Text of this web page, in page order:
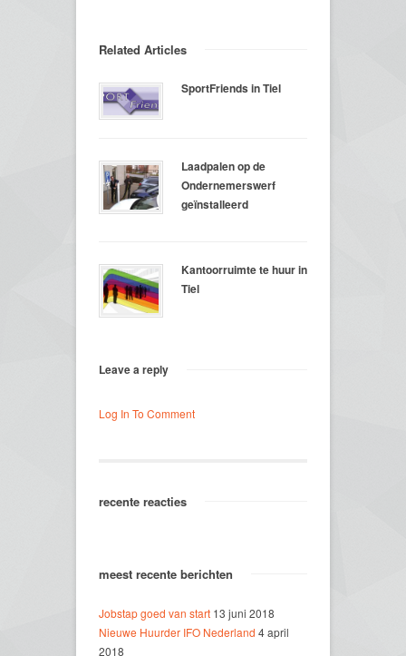
Related Articles
SportFriends in Tiel
Laadpalen op de
Ondernemerswerf
geïnstalleerd
Kantoorruimte te huur in
Tiel
Leave a reply
Log In To Comment
recente reacties
meest recente berichten
Jobstap goed van start 13 juni 2018
Nieuwe Huurder IFO Nederland 4 april
2018